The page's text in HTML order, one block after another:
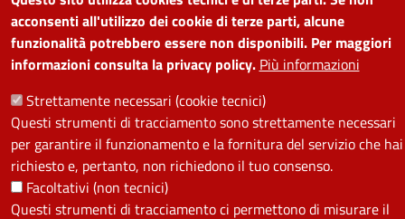
acconsenti all'utilizzo dei cookie di terze parti, alcune
funzionalità potrebbero essere non disponibili. Per maggiori
informazioni consulta la privacy policy. Più informazioni
Strettamente necessari (cookie tecnici)
Questi strumenti di tracciamento sono strettamente necessari
per garantire il funzionamento e la fornitura del servizio che hai
richiesto e, pertanto, non richiedono il tuo consenso.
Facoltativi (non tecnici)
Questi strumenti di tracciamento ci permettono di misurare il
Facebook
Instagram
YouTube
Telegram
WhatsApp
TwitterLinkedin
PRIVACY
Useful links section
La Privacy nel Comune
PRIVACY